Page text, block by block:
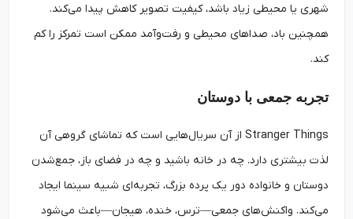
شهری یا محیطی زیاد باشد، کیفیت تصویر کاهش پیدا می‌کند.
همچنین باد، صداهای محیطی و رفت‌وآمد ممکن است تمرکز را کم
تجربه جمعی با دوستان
Stranger Things از آن سریال‌هایی است که تماشای گروهی آن
لذت بیشتری دارد. چه در خانه باشید و چه در فضای باز، جمع‌شدن
دوستان و خانواده دور یک پرده بزرگ، تجربه‌ای شبیه سینما ایجاد
می‌کند. واکنش‌های جمعی—ترس، خنده، هیجان—باعث می‌شود